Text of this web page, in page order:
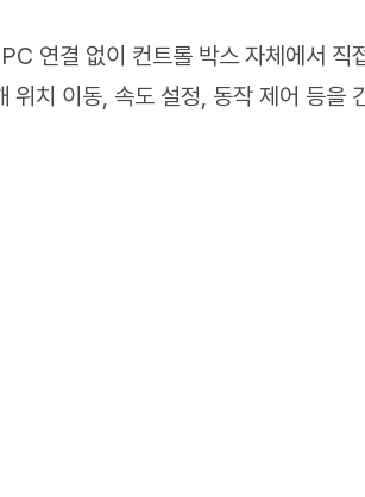
연결 없이 컨트롤 박스 자체에서 직
위치 이동, 속도 설정, 동작 제어 등